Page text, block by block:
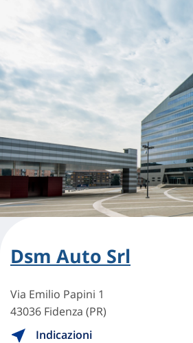
Dsm Auto Srl
Via Emilio Papini 1
43036 Fidenza (PR)
Indicazioni